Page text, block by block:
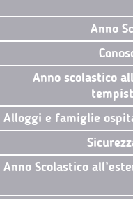
Anno
Anno scolastico
Alloggi e famiglie
Anno Scolastico